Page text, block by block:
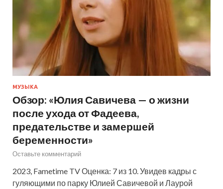
МУЗЫКА
Обзор: «Юлия Савичева — о жизни
после ухода от Фадеева,
предательстве и замершей
беременности»
Оставьте комментарий
2023, Fametime TV Оценка: 7 из 10. Увидев кадры с
гуляющими по парку Юлией Савичевой и Лаурой